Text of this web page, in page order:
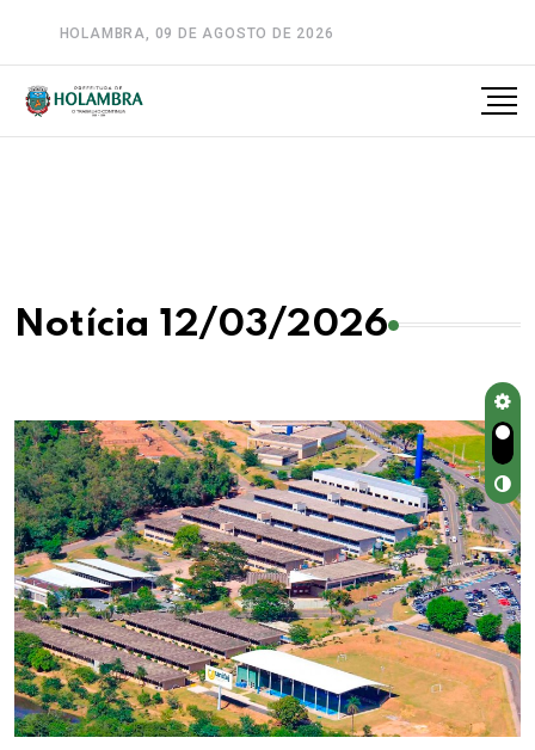
HOLAMBRA, 09 DE AGOSTO DE 2026
Notícia 12/03/2026